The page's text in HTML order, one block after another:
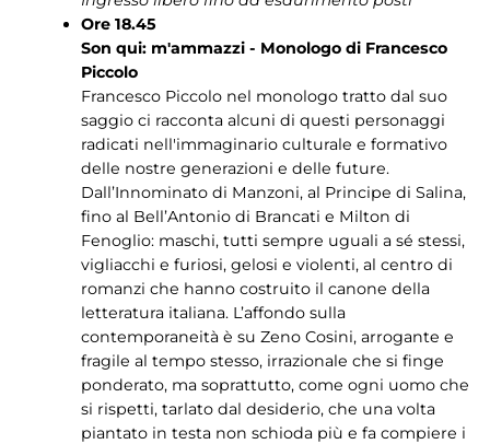
Ore 18.45
Son qui: m'ammazzi - Monologo di Francesco
Piccolo
Francesco Piccolo nel monologo tratto dal suo
saggio ci racconta alcuni di questi personaggi
radicati nell'immaginario culturale e formativo
delle nostre generazioni e delle future.
Dall’Innominato di Manzoni, al Principe di Salina,
fino al Bell’Antonio di Brancati e Milton di
Fenoglio: maschi, tutti sempre uguali a sé stessi,
vigliacchi e furiosi, gelosi e violenti, al centro di
romanzi che hanno costruito il canone della
letteratura italiana. L’affondo sulla
contemporaneità è su Zeno Cosini, arrogante e
fragile al tempo stesso, irrazionale che si finge
ponderato, ma soprattutto, come ogni uomo che
si rispetti, tarlato dal desiderio, che una volta
piantato in testa non schioda più e fa compiere i